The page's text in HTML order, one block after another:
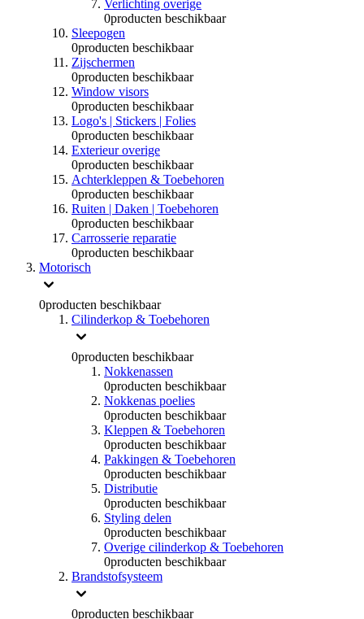
Verlichting overige
0producten beschikbaar
Sleepogen
0producten beschikbaar
Zijschermen
0producten beschikbaar
Window visors
0producten beschikbaar
Logo's | Stickers | Folies
0producten beschikbaar
Exterieur overige
0producten beschikbaar
Achterkleppen & Toebehoren
0producten beschikbaar
Ruiten | Daken | Toebehoren
0producten beschikbaar
Carrosserie reparatie
0producten beschikbaar
Motorisch
0producten beschikbaar
Cilinderkop & Toebehoren
0producten beschikbaar
Nokkenassen
0producten beschikbaar
Nokkenas poelies
0producten beschikbaar
Kleppen & Toebehoren
0producten beschikbaar
Pakkingen & Toebehoren
0producten beschikbaar
Distributie
0producten beschikbaar
Styling delen
0producten beschikbaar
Overige cilinderkop & Toebehoren
0producten beschikbaar
Brandstofsysteem
0producten beschikbaar